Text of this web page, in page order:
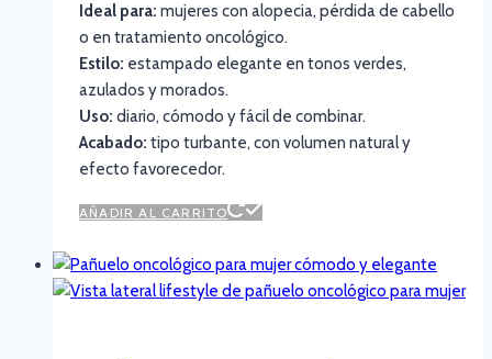
Ideal para: mujeres con alopecia, pérdida de cabello
o en tratamiento oncológico.
Estilo: estampado elegante en tonos verdes,
azulados y morados.
Uso: diario, cómodo y fácil de combinar.
Acabado: tipo turbante, con volumen natural y
efecto favorecedor.
AÑADIR AL CARRITO